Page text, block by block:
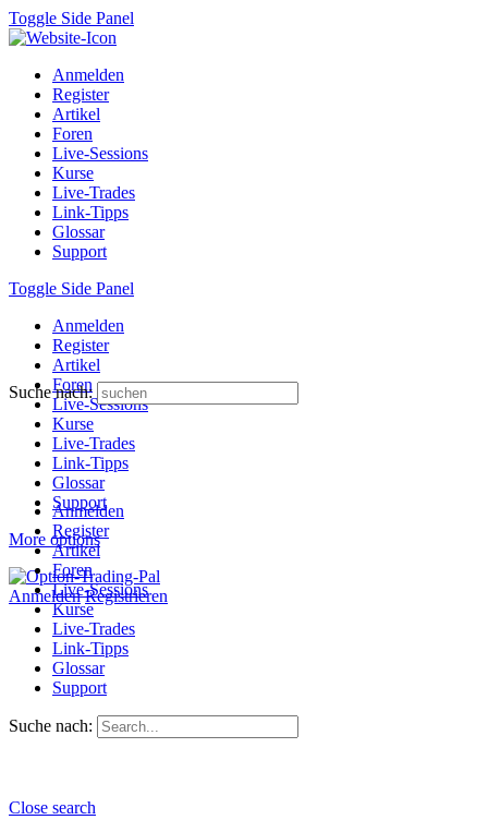
Toggle Side Panel
Anmelden
Register
Artikel
Foren
Live-Sessions
Kurse
Live-Trades
Link-Tipps
Glossar
Support
Toggle Side Panel
Anmelden
Register
Artikel
Foren
Live-Sessions
Kurse
Live-Trades
Link-Tipps
Glossar
Support
More options
Anmelden Registrieren
Suche nach:
Anmelden
Register
Artikel
Foren
Live-Sessions
Kurse
Live-Trades
Link-Tipps
Glossar
Support
Suche nach:
Close search